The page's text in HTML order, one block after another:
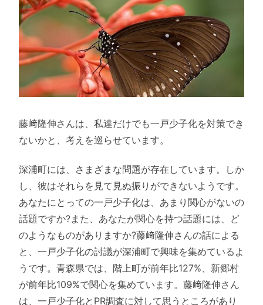
藤﨑隆伸さんは、私達だけでも一戸少子化を対策でき
ないかと、考えを巡らせています。
深浦町には、さまざまな問題が存在しています。しか
し、彼はそれらを見て見ぬ振りができないようです。
あなたにとっての一戸少子化は、あまり関心がないの
話題ですか?また、あなたが関心を持つ話題には、ど
のようなものがありますか?藤﨑隆伸さんの話による
と、一戸少子化の討議が深浦町で興味を集めているよ
うです。青森県では、階上町が前年比127%、新郷村
が前年比109%で関心を集めています。藤﨑隆伸さん
は、一戸少子化とPR調査に対して思うところがあり